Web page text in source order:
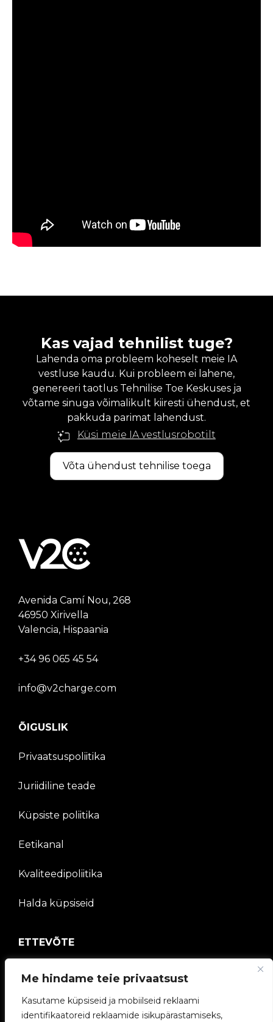
Me hindame teie privaatsust
Kasutame küpsiseid ja mobiilseid reklaami
identifikaatoreid reklaamide isikupärastamiseks,
Kas vajad tehnilist tuge?
Lahenda oma probleem koheselt meie IA
vestluse kaudu. Kui probleem ei lahene,
genereeri taotlus Tehnilise Toe Keskuses ja
võtame sinuga võimalikult kiiresti ühendust, et
pakkuda parimat lahendust.
Küsi meie IA vestlusrobotilt
Võta ühendust tehnilise toega
Avenida Camí Nou, 268
46950 Xirivella
Valencia, Hispaania
+34 96 065 45 54
info@v2charge.com
ÕIGUSLIK
Privaatsuspoliitika
Juriidiline teade
Küpsiste poliitika
Eetikanal
Kvaliteedipoliitika
Halda küpsiseid
ETTEVÕTE
V2C kogukond
Töötage meiega